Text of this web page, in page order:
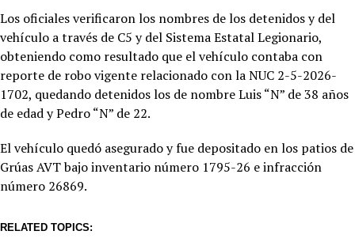
Los oficiales verificaron los nombres de los detenidos y del
vehículo a través de C5 y del Sistema Estatal Legionario,
obteniendo como resultado que el vehículo contaba con
reporte de robo vigente relacionado con la NUC 2-5-2026-
1702, quedando detenidos los de nombre Luis “N” de 38 años
de edad y Pedro “N” de 22.
El vehículo quedó asegurado y fue depositado en los patios de
Grúas AVT bajo inventario número 1795-26 e infracción
número 26869.
RELATED TOPICS: